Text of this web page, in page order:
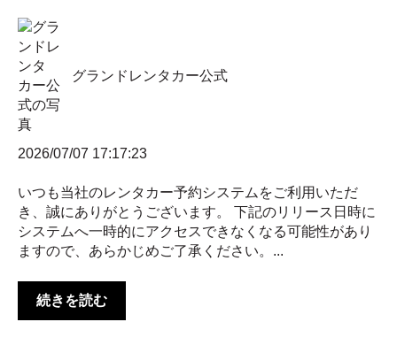
グランドレンタカー公式
2026/07/07 17:17:23
いつも当社のレンタカー予約システムをご利用いただ
き、誠にありがとうございます。 下記のリリース日時に
システムへ一時的にアクセスできなくなる可能性があり
ますので、あらかじめご了承ください。...
続きを読む